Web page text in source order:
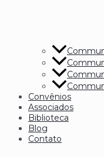
Convênios
Associados
Biblioteca
Blog
Contato